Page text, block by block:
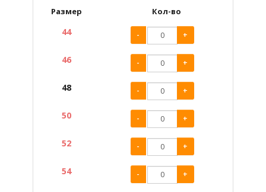
Размер Кол-во
44 - +
46 - +
48 - +
50 - +
52 - +
54 - +